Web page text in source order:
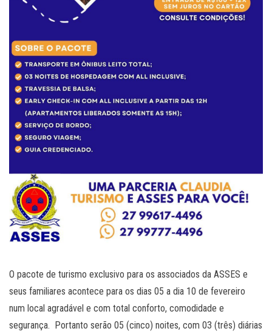
O pacote de turismo exclusivo para os associados da ASSES e
seus familiares acontece para os dias 05 a dia 10 de fevereiro
num local agradável e com total conforto, comodidade e
segurança. Portanto serão 05 (cinco) noites, com 03 (três) diárias